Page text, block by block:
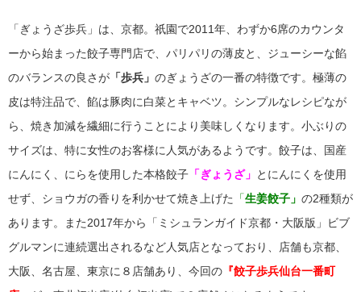
「ぎょうざ歩兵」は、京都。祇園で2011年、わずか6席のカウンタ
ーから始まった餃子専門店で、 パリパリの薄皮と、ジューシーな餡
のバランスの良さが 「歩兵」 のぎょうざの一番の特徴です。極薄の
皮は特注品で、餡は豚肉に白菜とキャベツ。シンプルなレシピなが
ら、焼き加減を繊細に行うことにより美味しくなります。小ぶりの
サイズは、特に女性のお客様に人気があるようです。餃子は、 国産
にんにく、にらを使用した本格餃子 「ぎょうざ」 とにんにくを使用
せず、ショウガの香りを利かせて焼き上げた 「 生姜餃子」 の2種類が
あります。また 2017年から「ミシュランガイド京都・大阪版」ビブ
グルマンに連続選出されるなど人気店となっており、店舗も京都、
大阪、名古屋、東京に８店舗あり、今回の 『餃子歩兵仙台一番町